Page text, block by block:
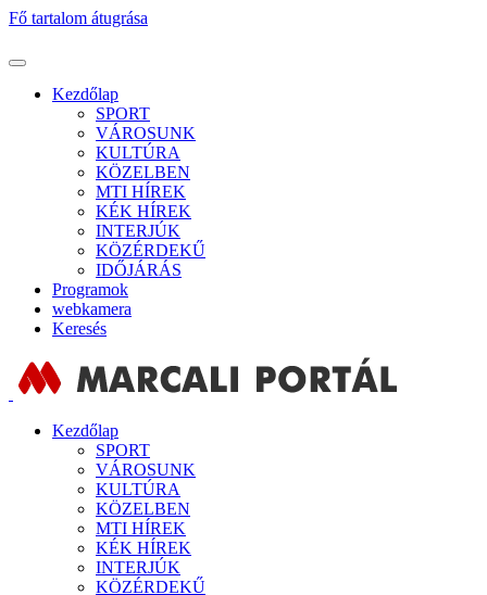
Fő tartalom átugrása
Kezdőlap
SPORT
VÁROSUNK
KULTÚRA
KÖZELBEN
MTI HÍREK
KÉK HÍREK
INTERJÚK
KÖZÉRDEKŰ
IDŐJÁRÁS
Programok
webkamera
Keresés
Kezdőlap
SPORT
VÁROSUNK
KULTÚRA
KÖZELBEN
MTI HÍREK
KÉK HÍREK
INTERJÚK
KÖZÉRDEKŰ